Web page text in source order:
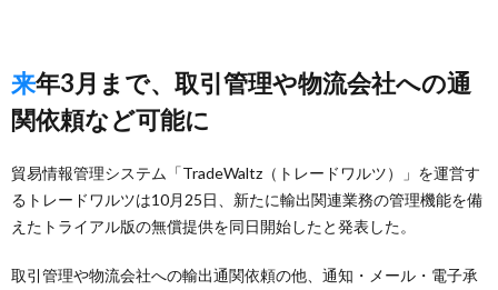
来年3月まで、取引管理や物流会社への通
関依頼など可能に
貿易情報管理システム「TradeWaltz（トレードワルツ）」を運営す
るトレードワルツは10月25日、新たに輸出関連業務の管理機能を備
えたトライアル版の無償提供を同日開始したと発表した。
取引管理や物流会社への輸出通関依頼の他、通知・メール・電子承